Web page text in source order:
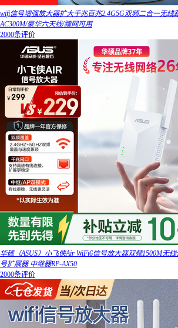
wifi信号增强放大器扩大千兆百兆2.4G5G双频二合一无线
AC300M/豪华六天线/蹭网可用
2000条评价
华硕（ASUS）小飞侠Air WiFi6信号放大器双频1500M无
号扩展器 中继器RP-AX50
2000条评价